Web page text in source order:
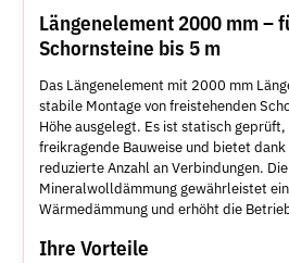
Längenelement 2000 mm –
Schornsteine bis 5 m
Das Längenelement mit 2000 mm
stabile Montage von freistehenden
Höhe ausgelegt. Es ist statisch
freikragende Bauweise und bietet dank
reduzierte Anzahl an Verbindungen.
Mineralwolldämmung gewährleistet
Wärmedämmung und erhöht die
Ihre Vorteile